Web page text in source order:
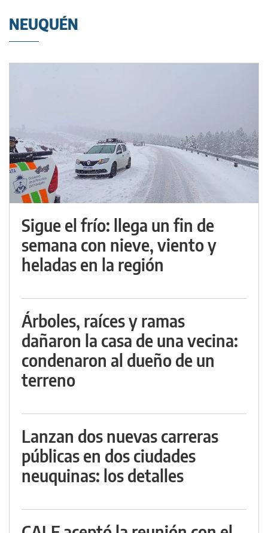
NEUQUÉN
Sigue el frío: llega un fin de
semana con nieve, viento y
heladas en la región
Árboles, raíces y ramas
dañaron la casa de una vecina:
condenaron al dueño de un
terreno
Lanzan dos nuevas carreras
públicas en dos ciudades
neuquinas: los detalles